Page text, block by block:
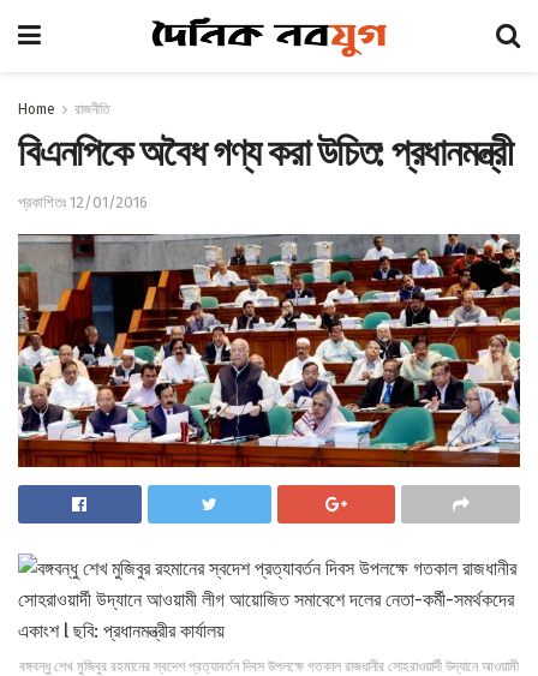
Home রাজনীতি
বিএনপিকে অবৈধ গণ্য করা উচিত: প্রধানমন্ত্রী
প্রকাশিতঃ 12/01/2016
বঙ্গবন্ধু শেখ মুজিবুর রহমানের স্বদেশ প্রত্যাবর্তন দিবস উপলক্ষে গতকাল রাজধানীর সোহরাওয়ার্দী উদ্যানে আওয়ামী